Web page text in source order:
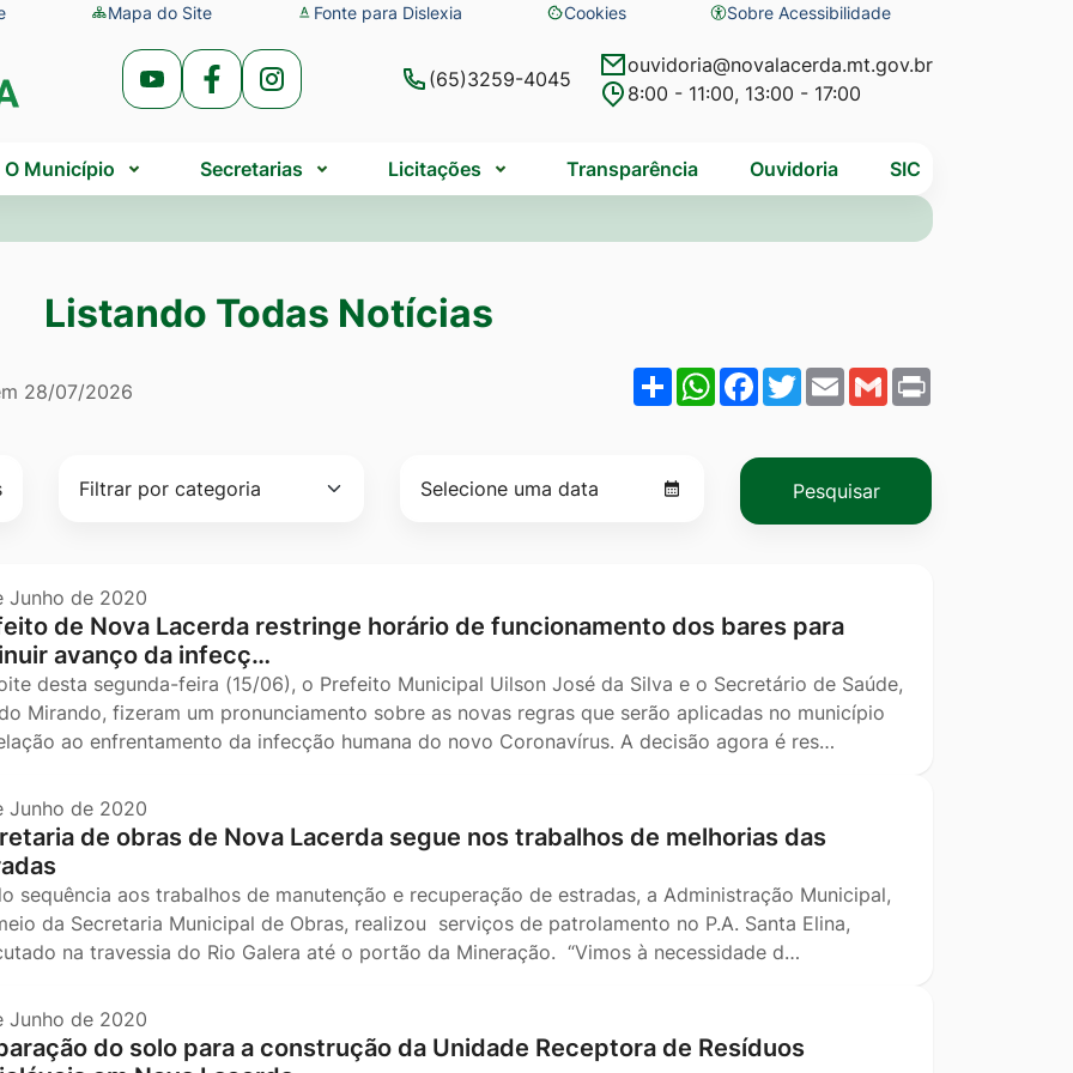
Mapa do Site Fonte para Dislexia Cookies
Abrir
preferências
de
Sobre Acessibilidade
Acessar
Rede
Social
Youtube
Acessar
Rede
Social
Facebook
Acessar
Rede
Social
Instagram
(65)3259-4045
ouvidoria@novalacerda.mt.gov.br
8:00 - 11:00, 13:00 - 17:00
O Município Secretarias Licitações Transparência Ouvidoria SIC
Listando Todas Notícias
Todas Notícias
28/07/2026 ShareWhatsApp
Facebook
Twitter
EmailGmail
Pesquisar
Junho de 2020
de Nova Lacerda restringe horário de funcionamento dos bares para
avanço da infecç…
desta segunda-feira (15/06), o Prefeito Municipal Uilson José da Silva e o Secretário de Saúde,
Mirando, fizeram um pronunciamento sobre as novas regras que serão aplicadas no município
ao enfrentamento da infecção humana do novo Coronavírus. A decisão agora é res…
Junho de 2020
de obras de Nova Lacerda segue nos trabalhos de melhorias das
sequência aos trabalhos de manutenção e recuperação de estradas, a Administração Municipal,
da Secretaria Municipal de Obras, realizou serviços de patrolamento no P.A. Santa Elina,
na travessia do Rio Galera até o portão da Mineração. “Vimos à necessidade d…
Junho de 2020
do solo para a construção da Unidade Receptora de Resíduos